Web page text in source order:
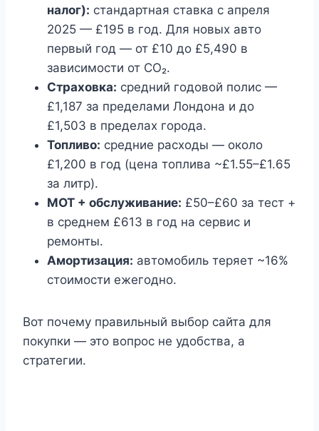
налог): стандартная ставка с апреля
2025 — £195 в год. Для новых авто
первый год — от £10 до £5,490 в
зависимости от CO₂.
Страховка: средний годовой полис —
£1,187 за пределами Лондона и до
£1,503 в пределах города.
Топливо: средние расходы — около
£1,200 в год (цена топлива ~£1.55–£1.65
за литр).
MOT + обслуживание: £50–£60 за тест +
в среднем £613 в год на сервис и
ремонты.
Амортизация: автомобиль теряет ~16%
стоимости ежегодно.
Вот почему правильный выбор сайта для
покупки — это вопрос не удобства, а
стратегии.